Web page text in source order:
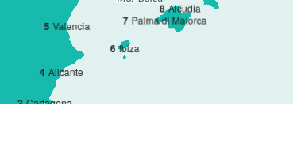
3 Cartagena
4 Alicante
5 Valencia
6 Ibiza
7 Palma di Maiorca
8 Alcudia